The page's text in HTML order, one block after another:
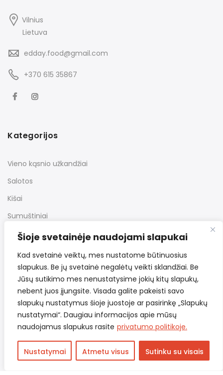
Šioje svetainėje naudojami slapukai
Kad svetainė veiktų, mes nustatome būtinuosius
slapukus. Be jų svetainė negalėtų veikti sklandžiai. Be
Jūsų sutikimo mes nenustatysime jokių kitų slapukų,
nebent juos įjungsite. Visada galite pakeisti savo
slapukų nustatymus šioje juostoje ar pasirinkę „Slapukų
nustatymai“. Daugiau informacijos apie mūsų
naudojamus slapukus rasite privatumo politikoje.
Nustatymai Atmetu visus Sutinku su visais
Vilnius
Lietuva
edday.food@gmail.com
+370 615 35867
Kategorijos
Vieno kąsnio užkandžiai
Salotos
Kišai
Sumuštiniai
Desertai
Kiti užkandžiai
Nuorodos
Bendrosios taisyklės
Privatumo politika